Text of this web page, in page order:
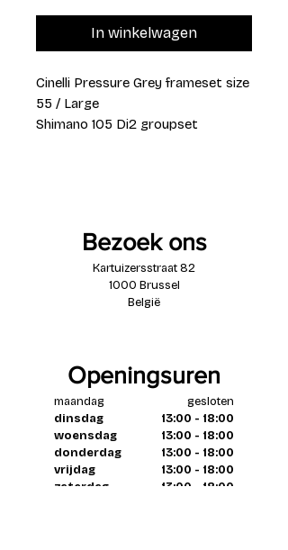
In winkelwagen
Cinelli Pressure Grey frameset size
55 / Large
Shimano 105 Di2 groupset
Bezoek ons
Kartuizersstraat 82
1000 Brussel
België
Openingsuren
gesloten
13:00 - 18:00
13:00 - 18:00
13:00 - 18:00
13:00 - 18:00
13:00 - 18:00
maandag
dinsdag
woensdag
donderdag
vrijdag
zaterdag